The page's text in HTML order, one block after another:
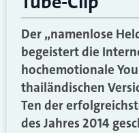
Der „namenlose
begeistert die
hochemotionale
thailändischen
Ten der
des Jahres 2014